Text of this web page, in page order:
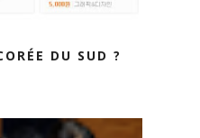
DU SUD ?